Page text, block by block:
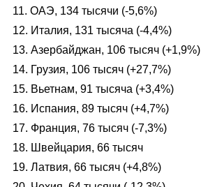
11. ОАЭ, 134 тысячи (-5,6%)
12. Италия, 131 тысяча (-4,4%)
13. Азербайджан, 106 тысяч (+1,9%)
14. Грузия, 106 тысяч (+27,7%)
15. Вьетнам, 91 тысяча (+3,4%)
16. Испания, 89 тысяч (+4,7%)
17. Франция, 76 тысяч (-7,3%)
18. Швейцария, 66 тысяч
19. Латвия, 66 тысяч (+4,8%)